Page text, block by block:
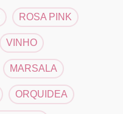
ROSA PINK
VINHO
MARSALA
ORQUIDEA